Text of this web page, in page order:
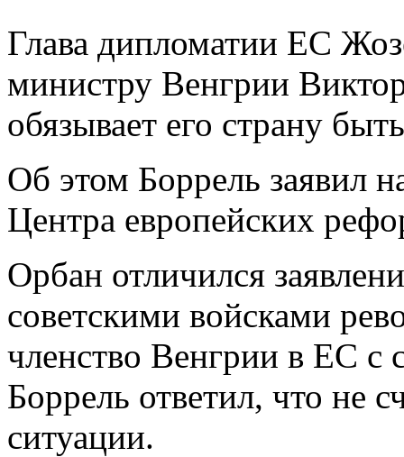
Глава дипломатии ЕС
министру Венгрии
обязывает его страну
Об этом Боррель заявил
Центра европейских
Орбан отличился
советскими войсками
членство Венгрии в ЕС с
Боррель ответил, что не
ситуации.